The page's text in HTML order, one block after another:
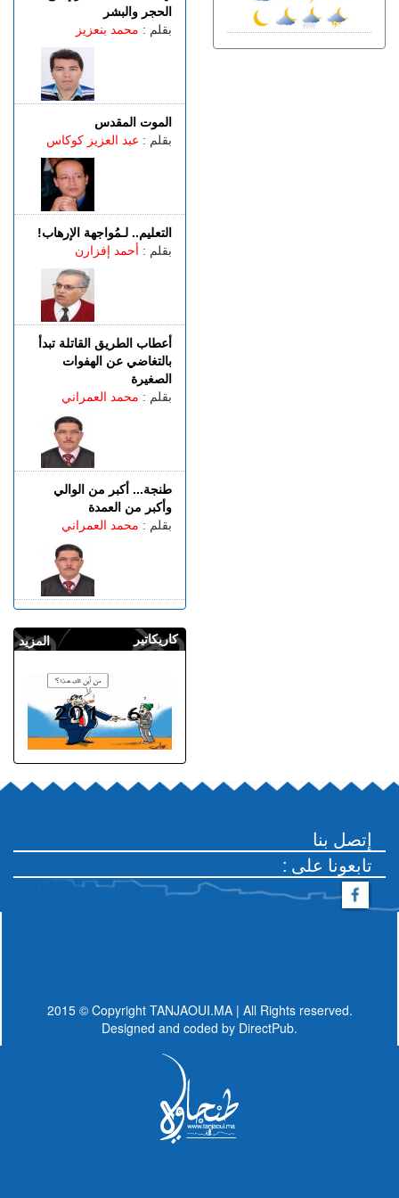
الحجر والبشر
بقلم : محمد بنعزيز
الموت المقدس
بقلم : عبد العزيز كوكاس
التعليم.. لـمُواجهة الإرهاب!
بقلم : أحمد إفزارن
أعطاب الطريق القاتلة تبدأ
بالتغاضي عن الهفوات
الصغيرة
بقلم : محمد العمراني
طنجة... أكبر من الوالي
وأكبر من العمدة
بقلم : محمد العمراني
المزيد كاريكاتير
الجمعة 07 غشت | 20:08
باستخدام مفاتيح مزورة..
إتصل بنا
: تابعونا على
2015 © Copyright TANJAOUI.MA | All Rights reserved.
Designed and coded by DirectPub.